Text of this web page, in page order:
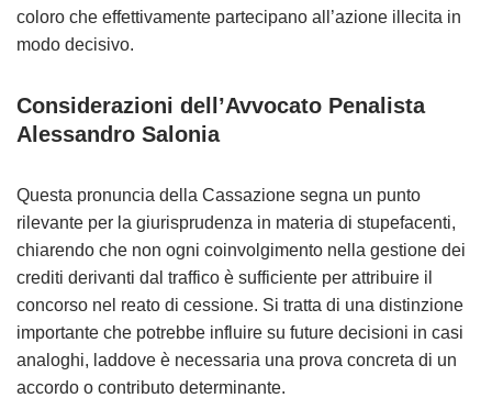
coloro che effettivamente partecipano all’azione illecita in
modo decisivo​.
Considerazioni dell’Avvocato Penalista
Alessandro Salonia
Questa pronuncia della Cassazione segna un punto
rilevante per la giurisprudenza in materia di stupefacenti,
chiarendo che non ogni coinvolgimento nella gestione dei
crediti derivanti dal traffico è sufficiente per attribuire il
concorso nel reato di cessione. Si tratta di una distinzione
importante che potrebbe influire su future decisioni in casi
analoghi, laddove è necessaria una prova concreta di un
accordo o contributo determinante.